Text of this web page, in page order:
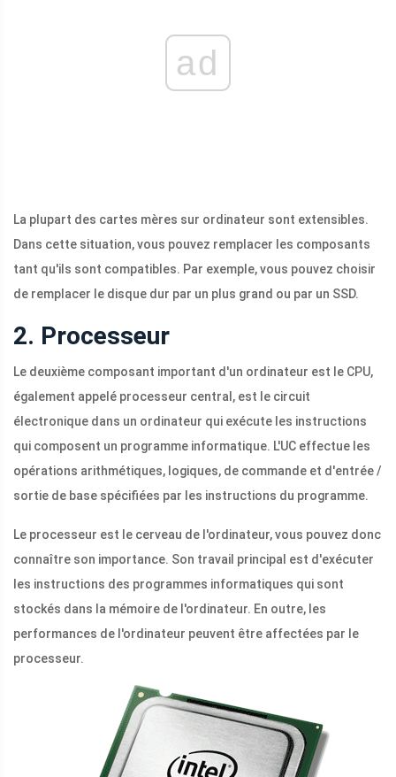
ad
La plupart des cartes mères sur ordinateur sont extensibles.
Dans cette situation, vous pouvez remplacer les composants
tant qu'ils sont compatibles. Par exemple, vous pouvez choisir
de remplacer le disque dur par un plus grand ou par un SSD.
2. Processeur
Le deuxième composant important d'un ordinateur est le CPU,
également appelé processeur central, est le circuit
électronique dans un ordinateur qui exécute les instructions
qui composent un programme informatique. L'UC effectue les
opérations arithmétiques, logiques, de commande et d'entrée /
sortie de base spécifiées par les instructions du programme.
Le processeur est le cerveau de l'ordinateur, vous pouvez donc
connaître son importance. Son travail principal est d'exécuter
les instructions des programmes informatiques qui sont
stockés dans la mémoire de l'ordinateur. En outre, les
performances de l'ordinateur peuvent être affectées par le
processeur.